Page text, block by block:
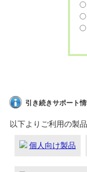
引き続きサポート
以下よりご利用の製
個人向け製品